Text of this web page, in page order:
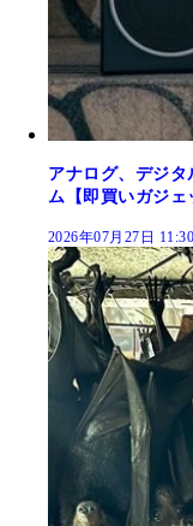
アナログ、デジ
ム【即買いガジェ
2026年07月27日 11:30